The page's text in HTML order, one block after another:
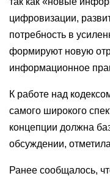
цифровизации,
потребность в
формируют новую
информационное
К работе над
самого широкого
концепции должна
обсуждении,
Ранее сообщалось,